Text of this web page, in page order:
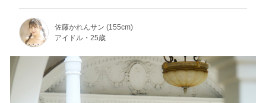
佐藤かれんサン (155cm)
アイドル・25歳